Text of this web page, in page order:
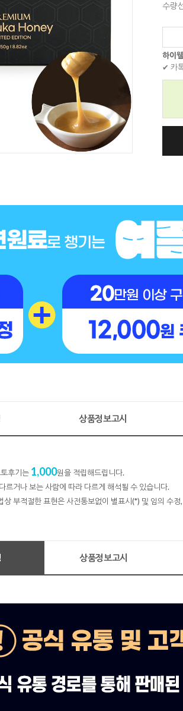
수량
하이
✔ 카
상품정보고시
후기는 1,000원을 적립해드립니다.
르거나 보는 사람에 따라 다르게 해석될 수 있습니다.
부적절한 표현은 사전통보없이 별표시(*) 및 임의 수정
상품정보고시